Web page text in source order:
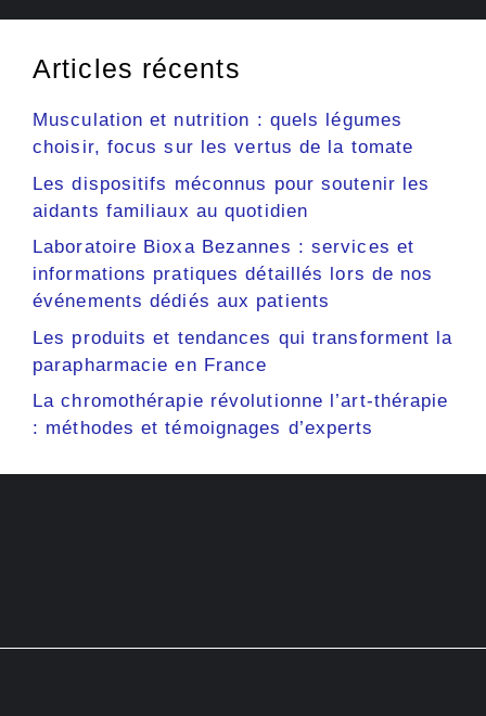
Articles récents
Musculation et nutrition : quels légumes
choisir, focus sur les vertus de la tomate
Les dispositifs méconnus pour soutenir les
aidants familiaux au quotidien
Laboratoire Bioxa Bezannes : services et
informations pratiques détaillés lors de nos
événements dédiés aux patients
Les produits et tendances qui transforment la
parapharmacie en France
La chromothérapie révolutionne l’art-thérapie
: méthodes et témoignages d’experts